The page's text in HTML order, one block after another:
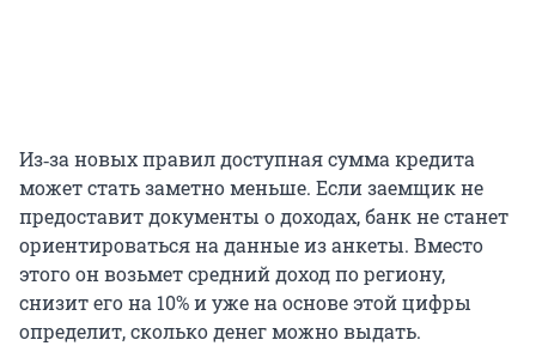
Из‑за новых правил доступная сумма кредита
может стать заметно меньше. Если заемщик не
предоставит документы о доходах, банк не станет
ориентироваться на данные из анкеты. Вместо
этого он возьмет средний доход по региону,
снизит его на 10% и уже на основе этой цифры
определит, сколько денег можно выдать.